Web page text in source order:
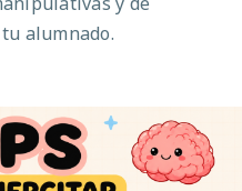
alumnado.